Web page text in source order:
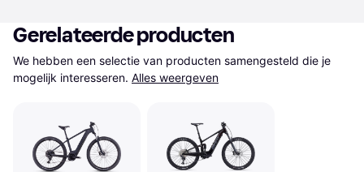
Gerelateerde producten
We hebben een selectie van producten samengesteld die je
mogelijk interesseren. Alles weergeven